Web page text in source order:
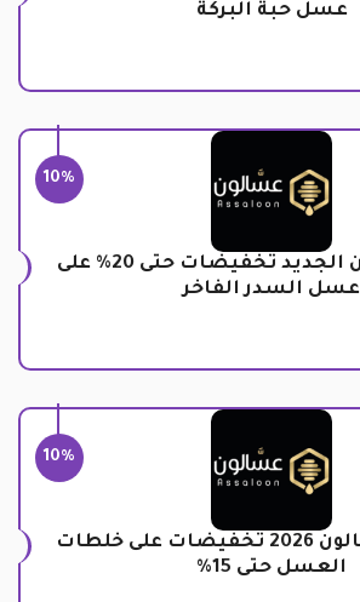
عسل حبة البركة
10%
كوبون عسالون الجديد تخفيضات حتى 20% على
عسل السدر الفاخر
10%
كود خصم عسالون 2026 تخفيضات على خلطات
العسل حتى 15%